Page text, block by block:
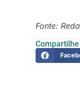
Fonte:
Compartilhe